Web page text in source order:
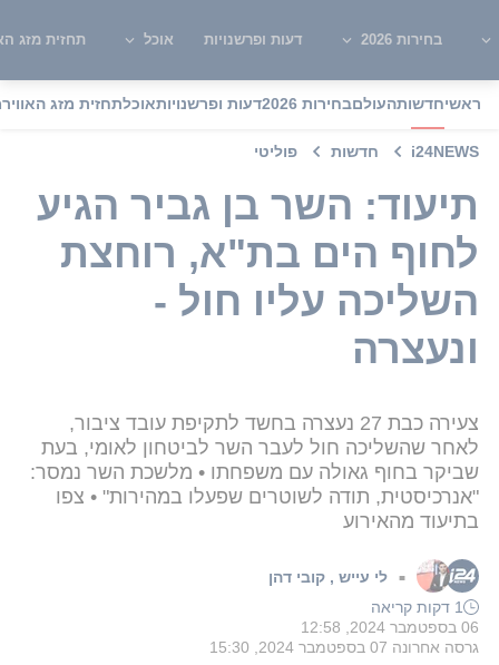
בחירות 2026 דעות ופרשנויות אוכל תחזית מזג
ראשיחדשותהעולםבחירות 2026 דעות ופרשנויותאוכלתחזית מזג האוויר
i24NEWS חדשות פוליטי
תיעוד: השר בן גביר הגיע
לחוף הים בת"א, רוחצת
השליכה עליו חול -
ונעצרה
צעירה כבת 27 נעצרה בחשד לתקיפת עובד ציבור,
לאחר שהשליכה חול לעבר השר לביטחון לאומי, בעת
שביקר בחוף גאולה עם משפחתו • מלשכת השר נמסר:
"אנרכיסטית, תודה לשוטרים שפעלו במהירות" • צפו
בתיעוד מהאירוע
■ לי עייש , קובי דהן
1 דקות קריאה
06 בספטמבר 2024, 12:58
גרסה אחרונה 07 בספטמבר 2024, 15:30